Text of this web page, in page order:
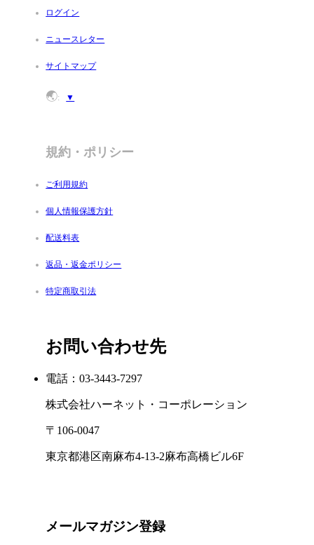
ログイン
ニュースレター
サイトマップ
🌏: ▼
規約・ポリシー
ご利用規約
個人情報保護方針
配送料表
返品・返金ポリシー
特定商取引法
お問い合わせ先
電話：03-3443-7297
株式会社ハーネット・コーポレーション
〒106-0047
東京都港区南麻布4-13-2麻布高橋ビル6F
メールマガジン登録